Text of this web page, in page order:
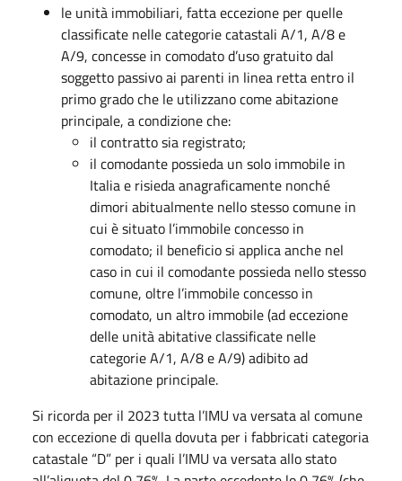
le unità immobiliari, fatta eccezione per quelle
classificate nelle categorie catastali A/1, A/8 e
A/9, concesse in comodato d’uso gratuito dal
soggetto passivo ai parenti in linea retta entro il
primo grado che le utilizzano come abitazione
principale, a condizione che:
il contratto sia registrato;
il comodante possieda un solo immobile in
Italia e risieda anagraficamente nonché
dimori abitualmente nello stesso comune in
cui è situato l’immobile concesso in
comodato; il beneficio si applica anche nel
caso in cui il comodante possieda nello stesso
comune, oltre l’immobile concesso in
comodato, un altro immobile (ad eccezione
delle unità abitative classificate nelle
categorie A/1, A/8 e A/9) adibito ad
abitazione principale.
Si ricorda per il 2023 tutta l’IMU va versata al comune
con eccezione di quella dovuta per i fabbricati categoria
catastale “D” per i quali l’IMU va versata allo stato